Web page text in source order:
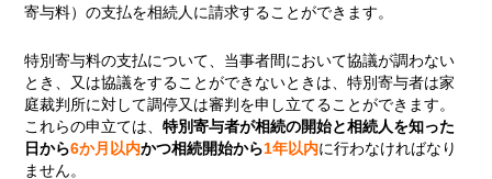
寄与料）の支払を相続人に請求することができます。
特別寄与料の支払について、当事者間において協議が調わない
とき、又は協議をすることができないときは、特別寄与者は家
庭裁判所に対して調停又は審判を申し立てることができます。
これらの申立ては、特別寄与者が相続の開始と相続人を知った
日から6か月以内かつ相続開始から1年以内に行わなければなり
ません。